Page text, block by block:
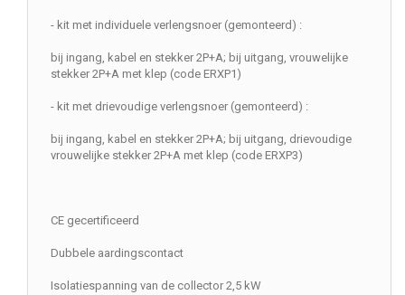
- kit met individuele verlengsnoer (gemonteerd) :
bij ingang, kabel en stekker 2P+A; bij uitgang, vrouwelijke
stekker 2P+A met klep (code ERXP1)
- kit met drievoudige verlengsnoer (gemonteerd) :
bij ingang, kabel en stekker 2P+A; bij uitgang, drievoudige
vrouwelijke stekker 2P+A met klep (code ERXP3)
CE gecertificeerd
Dubbele aardingscontact
Isolatiespanning van de collector 2,5 kW